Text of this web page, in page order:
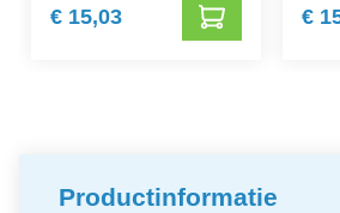
€ 15,03 €
Productinformatie